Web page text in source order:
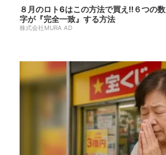
８月のロト6はこの方法で買え!!６つの数
字が『完全一致』する方法
株式会社MURA AD